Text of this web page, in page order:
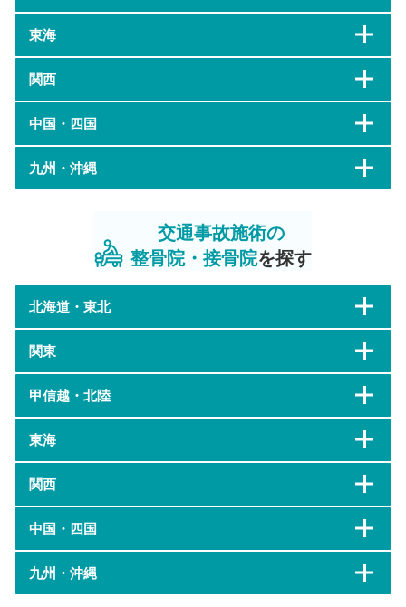
東海
関西
中国・四国
九州・沖縄
交通事故施術の
整骨院・接骨院を探す
北海道・東北
関東
甲信越・北陸
東海
関西
中国・四国
九州・沖縄